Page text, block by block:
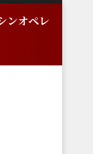
ンオペレ